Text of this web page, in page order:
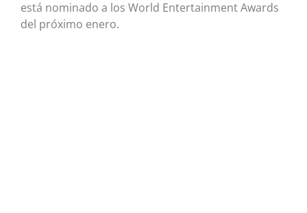
está nominado a los World Entertainment Awards
del próximo enero.